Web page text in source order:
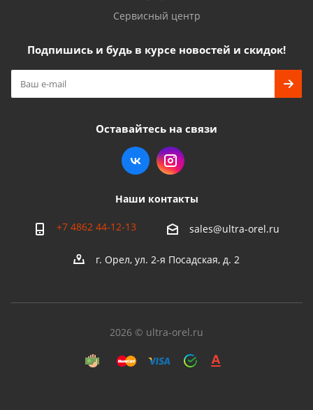
Сервисный центр
Подпишись и будь в курсе новостей и скидок!
Оставайтесь на связи
Наши контакты
+7 4862 44-12-13 sales@ultra-orel.ru
г. Орел, ул. 2-я Посадская, д. 2
2026 © ultra-orel.ru